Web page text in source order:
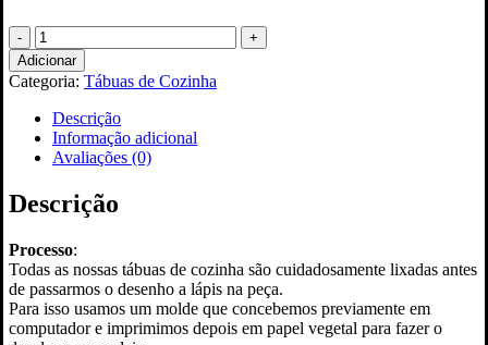
Quantidade
de
Tábua
de
Cozinha
Redonda
"The
Cheese
Out
Adicionar
Categoria: Tábuas de Cozinha
Descrição
Informação adicional
Avaliações (0)
Descrição
Processo:
Todas as nossas tábuas de cozinha são cuidadosamente lixadas antes
de passarmos o desenho a lápis na peça.
Para isso usamos um molde que concebemos previamente em
computador e imprimimos depois em papel vegetal para fazer o